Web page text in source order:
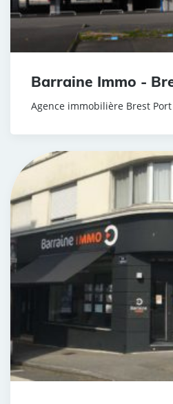
Barraine Immo -
Agence immobilière Brest Port